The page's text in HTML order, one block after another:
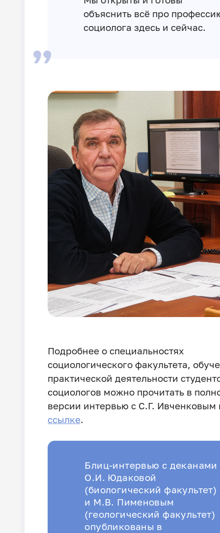
объяснить всё про
социолога здесь и сейчас.
Подробнее о специальностях
социологического факультета,
практической деятельности
социологов можно прочитать в
версии интервью с С.Г. Ивченковым
ссылке.
Блиц-интервью с деканами
О.И. Юдаковой
(биологический факультет)
и М.В. Пименовым
(геологический факультет)
опубликованы в